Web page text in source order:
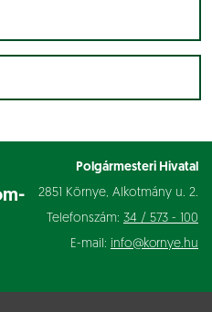
Polgármesteri Hivatal
2851 Környe, Alkotmány u. 2.
Telefonszám: 34 / 573 - 100
E-mail: info@kornye.hu